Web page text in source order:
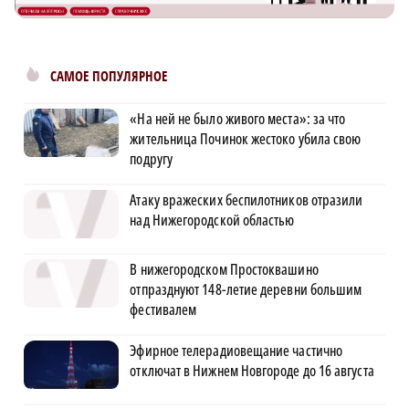
САМОЕ ПОПУЛЯРНОЕ
«На ней не было живого места»: за что
жительница Починок жестоко убила свою
подругу
Атаку вражеских беспилотников отразили
над Нижегородской областью
В нижегородском Простоквашино
отпразднуют 148-летие деревни большим
фестивалем
Эфирное телерадиовещание частично
отключат в Нижнем Новгороде до 16 августа